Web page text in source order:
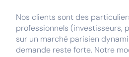
Nos clients sont des
professionnels (investisseurs,
sur un marché parisien
demande reste forte. Notre